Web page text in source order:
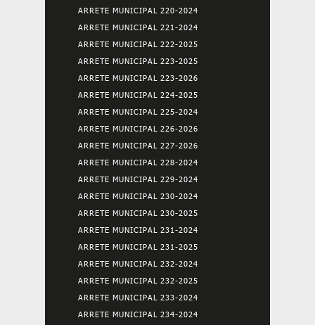
ARRETE MUNICIPAL 220-2024
ARRETE MUNICIPAL 221-2024
ARRETE MUNICIPAL 222-2025
ARRETE MUNICIPAL 223-2025
ARRETE MUNICIPAL 223-2026
ARRETE MUNICIPAL 224-2025
ARRETE MUNICIPAL 225-2024
ARRETE MUNICIPAL 226-2026
ARRETE MUNICIPAL 227-2026
ARRETE MUNICIPAL 228-2024
ARRETE MUNICIPAL 229-2024
ARRETE MUNICIPAL 230-2024
ARRETE MUNICIPAL 230-2025
ARRETE MUNICIPAL 231-2024
ARRETE MUNICIPAL 231-2025
ARRETE MUNICIPAL 232-2024
ARRETE MUNICIPAL 232-2025
ARRETE MUNICIPAL 233-2024
ARRETE MUNICIPAL 234-2024